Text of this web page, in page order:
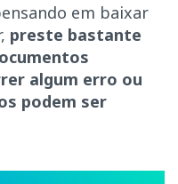
em baixar
preste bastante
algum erro ou
podem ser